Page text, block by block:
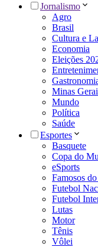
Jornalismo
Agro
Brasil
Cultura e
Economia
Eleições
Minas
Mundo
Política
Saúde
Esportes
Basquete
Copa do
eSports
Famosos
Futebol
Futebol
Lutas
Motor
Tênis
Vôlei